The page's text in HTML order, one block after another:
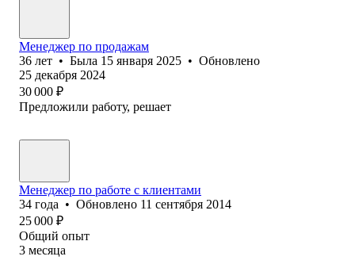
Менеджер по продажам
36 лет • Была 15 января 2025 • Обновлено
25 декабря 2024
30 000 ₽
Предложили работу, решает
Менеджер по работе с клиентами
34 года • Обновлено 11 сентября 2014
25 000 ₽
Общий опыт
3 месяца